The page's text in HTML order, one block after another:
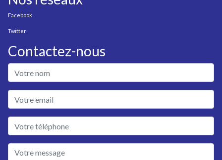
Facebook
Twitter
Contactez-nous